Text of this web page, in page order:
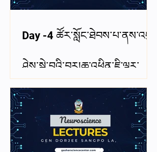
Day -4 ཚོར་སློང་ཐེབས་པ་ནས་འདུ་
ཤེས་སྐྱེ་བའི་བར།ཆ་འཕྲིན་ཇི་ལྟར་
བརྒྱུད་གཏོང་བྱེད་དམ།From
sensation to perception:
How is information
transmitted?